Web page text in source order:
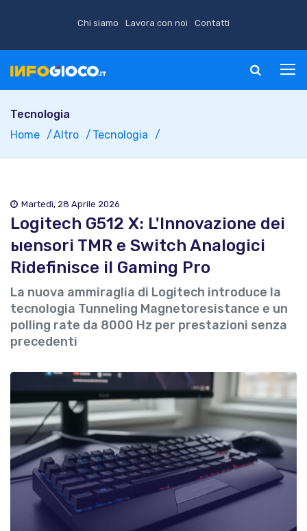
Chi siamo Lavora con noi Contatti
Tecnologia
Home
Altro Tecnologia
Martedì, 28 Aprile 2026
Logitech G512 X: L'Innovazione dei
ыensori TMR e Switch Analogici
Ridefinisce il Gaming Pro
La nuova ammiraglia di Logitech introduce la
tecnologia Tunneling Magnetoresistance e un
polling rate da 8000 Hz per prestazioni senza
precedenti